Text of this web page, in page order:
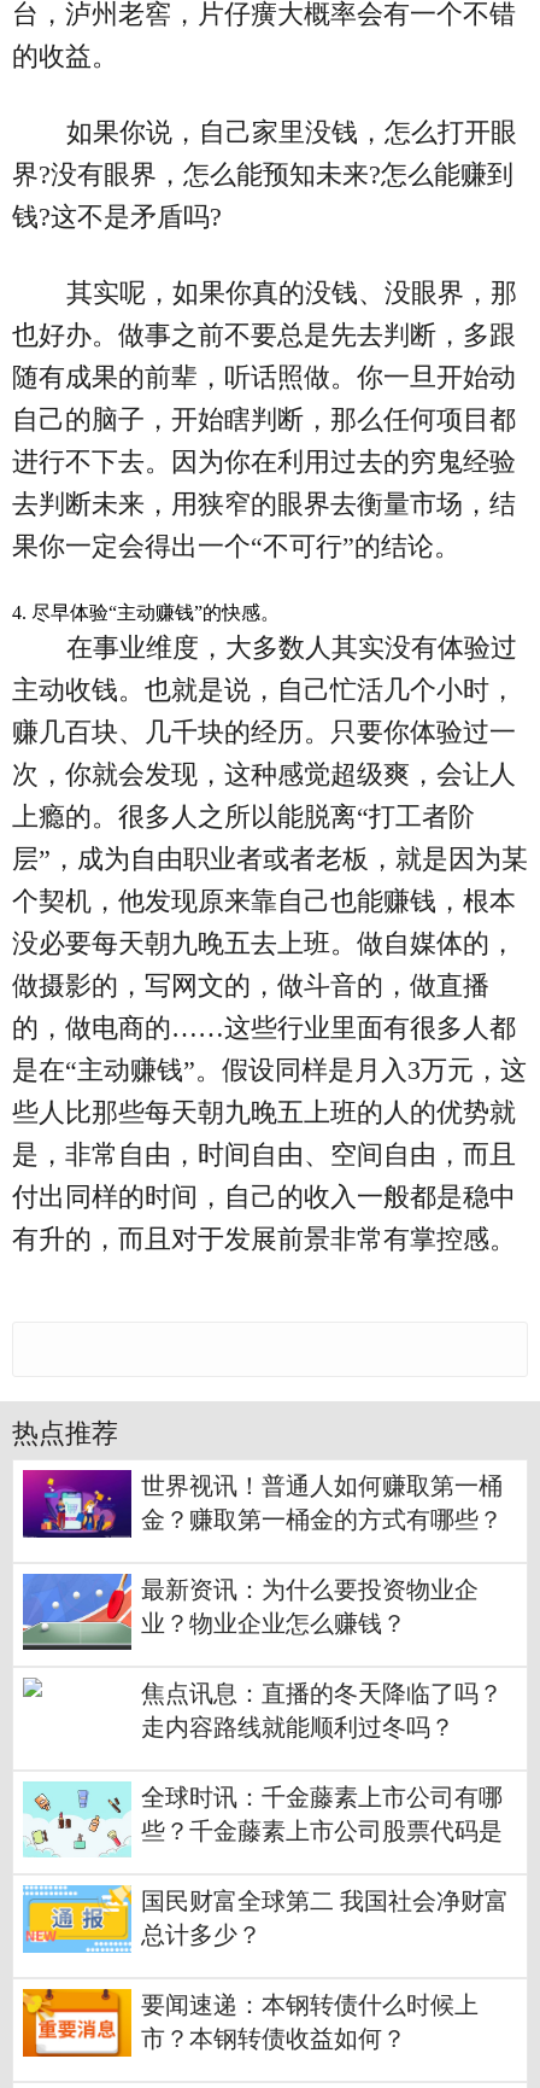
台，泸州老窖，片仔癀大概率会有一个不错
的收益。
如果你说，自己家里没钱，怎么打开眼
界?没有眼界，怎么能预知未来?怎么能赚到
钱?这不是矛盾吗?
其实呢，如果你真的没钱、没眼界，那
也好办。做事之前不要总是先去判断，多跟
随有成果的前辈，听话照做。你一旦开始动
自己的脑子，开始瞎判断，那么任何项目都
进行不下去。因为你在利用过去的穷鬼经验
去判断未来，用狭窄的眼界去衡量市场，结
果你一定会得出一个“不可行”的结论。
4. 尽早体验“主动赚钱”的快感。
在事业维度，大多数人其实没有体验过
主动收钱。也就是说，自己忙活几个小时，
赚几百块、几千块的经历。只要你体验过一
次，你就会发现，这种感觉超级爽，会让人
上瘾的。很多人之所以能脱离“打工者阶
层”，成为自由职业者或者老板，就是因为某
个契机，他发现原来靠自己也能赚钱，根本
没必要每天朝九晚五去上班。做自媒体的，
做摄影的，写网文的，做斗音的，做直播
的，做电商的……这些行业里面有很多人都
是在“主动赚钱”。假设同样是月入3万元，这
些人比那些每天朝九晚五上班的人的优势就
是，非常自由，时间自由、空间自由，而且
付出同样的时间，自己的收入一般都是稳中
有升的，而且对于发展前景非常有掌控感。
热点推荐
世界视讯！普通人如何赚取第一桶
金？赚取第一桶金的方式有哪些？
最新资讯：为什么要投资物业企
业？物业企业怎么赚钱？
焦点讯息：直播的冬天降临了吗？
走内容路线就能顺利过冬吗？
全球时讯：千金藤素上市公司有哪
些？千金藤素上市公司股票代码是
国民财富全球第二 我国社会净财富
总计多少？
要闻速递：本钢转债什么时候上
市？本钢转债收益如何？